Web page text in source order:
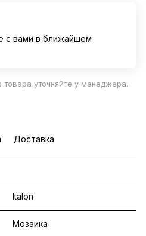
с вами в ближайшем
уточняйте у менеджера.
Доставка
Italon
Мозаика